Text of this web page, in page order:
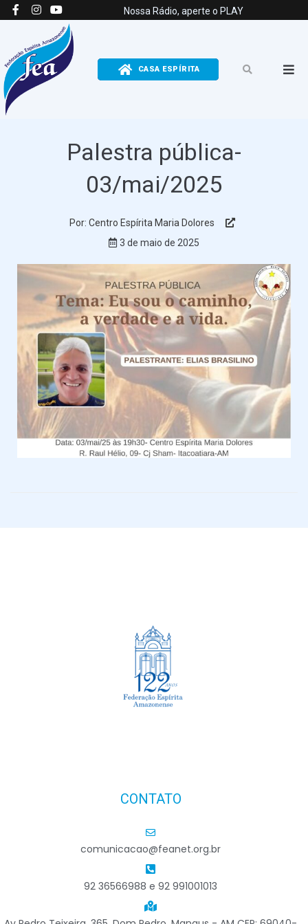
Nossa Rádio, aperte o PLAY
CASA ESPÍRITA
Palestra pública-
03/mai/2025
Por: Centro Espírita Maria Dolores
Ver Perfil
3 de maio de 2025
CONTATO
comunicacao@feanet.org.br
92 36566988 e 92 991001013